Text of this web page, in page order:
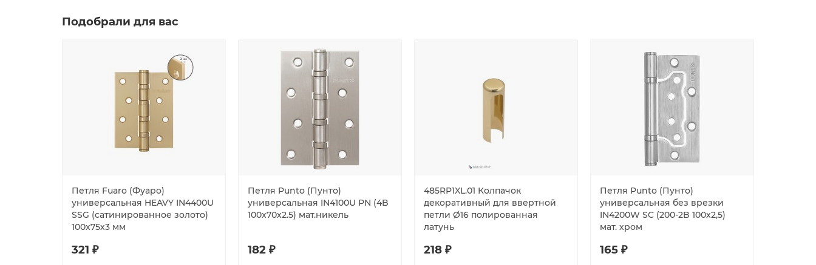
Подобрали для вас
Петля Fuaro (Фуаро)
универсальная HEAVY IN4400U
SSG (сатинированное золото)
100х75х3 мм
321 ₽
Петля Punto (Пунто)
универсальная IN4100U PN (4B
100х70х2.5) мат.никель
182 ₽
485RP1XL.01 Колпачок
декоративный для ввертной
петли Ø16 полированная
латунь
218 ₽
Петля Punto (Пунто)
универсальная без врезки
IN4200W SC (200-2B 100x2,5)
мат. хром
165 ₽